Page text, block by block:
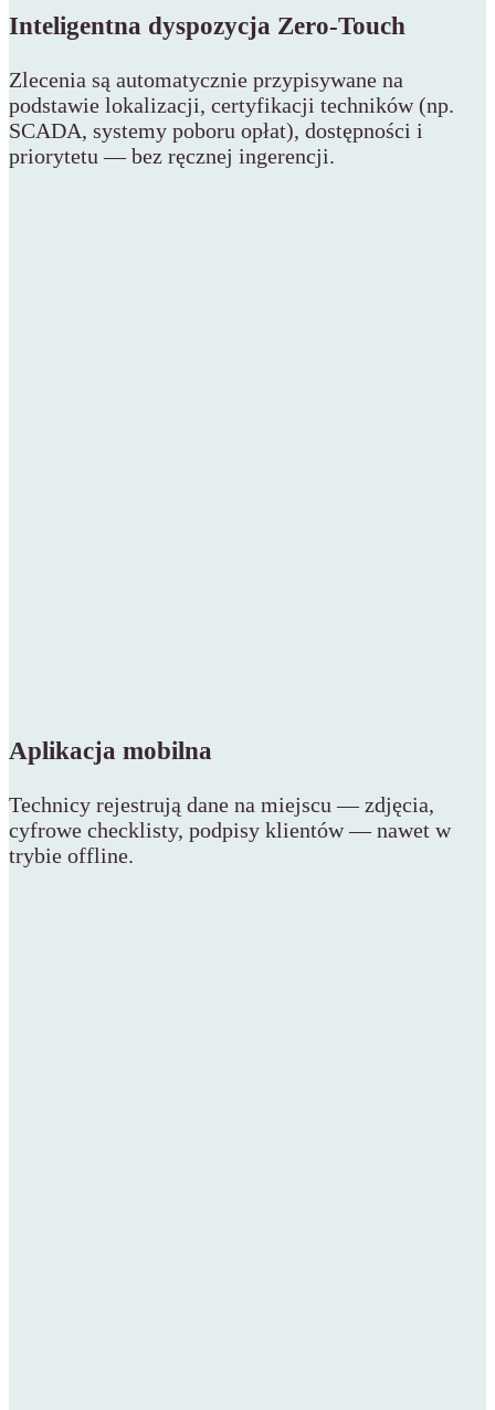
Inteligentna dyspozycja Zero-Touch
Zlecenia są automatycznie przypisywane na
podstawie lokalizacji, certyfikacji techników (np.
SCADA, systemy poboru opłat), dostępności i
priorytetu — bez ręcznej ingerencji.
Aplikacja mobilna
Technicy rejestrują dane na miejscu — zdjęcia,
cyfrowe checklisty, podpisy klientów — nawet w
trybie offline.